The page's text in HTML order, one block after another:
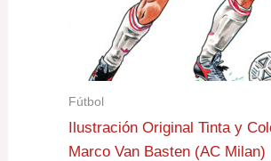
Fútbol
Ilustración Original Tinta y
Marco Van Basten (AC Milan)